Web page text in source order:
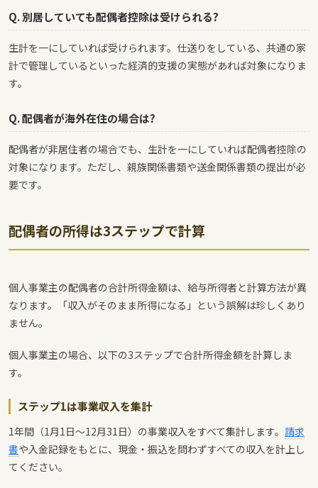
Q. 別居していても配偶者控除は受けられる?
生計を一にしていれば受けられます。仕送りをしている、共通の家
計で管理しているといった経済的支援の実態があれば対象になりま
す。
Q. 配偶者が海外在住の場合は?
配偶者が非居住者の場合でも、生計を一にしていれば配偶者控除の
対象になります。ただし、親族関係書類や送金関係書類の提出が必
要です。
配偶者の所得は3ステップで計算
個人事業主の配偶者の合計所得金額は、給与所得者と計算方法が異
なります。「収入がそのまま所得になる」という誤解は珍しくあり
ません。
個人事業主の場合、以下の3ステップで合計所得金額を計算しま
す。
ステップ1は事業収入を集計
1年間（1月1日～12月31日）の事業収入をすべて集計します。 請求
書や入金記録をもとに、現金・振込を問わずすべての収入を計上し
てください。